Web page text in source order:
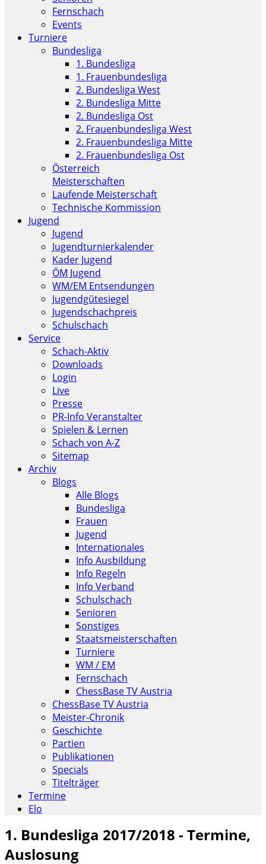
Fernschach
Events
Turniere
Bundesliga
1. Bundesliga
1. Frauenbundesliga
2. Bundesliga West
2. Bundesliga Mitte
2. Bundesliga Ost
2. Frauenbundesliga West
2. Frauenbundesliga Mitte
2. Frauenbundesliga Ost
Österreich
Meisterschaften
Laufende Meisterschaft
Technische Kommission
Jugend
Jugend
Jugendturnierkalender
Kader Jugend
ÖM Jugend
WM/EM Entsendungen
Jugendgütesiegel
Jugendschachpreis
Schulschach
Service
Schach-Aktiv
Downloads
Login
Live
Presse
PR-Info Veranstalter
Spielen & Lernen
Schach von A-Z
Sitemap
Archiv
Blogs
Alle Blogs
Bundesliga
Frauen
Jugend
Internationales
Info Ausbildung
Info Regeln
Info Verband
Schulschach
Senioren
Sonstiges
Staatsmeisterschaften
Turniere
WM / EM
Fernschach
ChessBase TV Austria
ChessBase TV Austria
Meister-Chronik
Geschichte
Partien
Publikationen
Specials
Titelträger
Termine
Elo
1. Bundesliga 2017/2018 - Termine,
Auslosung